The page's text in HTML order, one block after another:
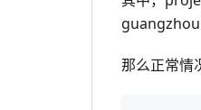
guangzhou
那么正常情